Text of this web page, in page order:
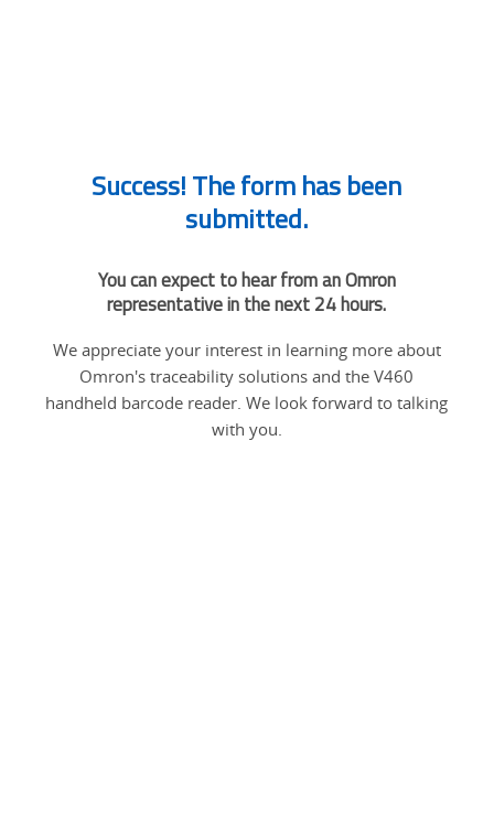
Success! The form has been
submitted.
You can expect to hear from an Omron
representative in the next 24 hours.
We appreciate your interest in learning more about
Omron's traceability solutions and the V460
handheld barcode reader. We look forward to talking
with you.